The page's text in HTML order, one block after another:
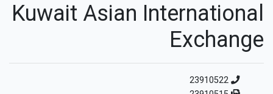
Kuwait Asian International
Exchange